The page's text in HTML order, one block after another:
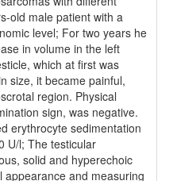
old male patient with a
level; For two years he
in volume in the left
which at first was
size, it became painful,
region. Physical
sign, was negative.
erythrocyte sedimentation
U/l; The testicular
solid and hyperechoic
appearance and measuring